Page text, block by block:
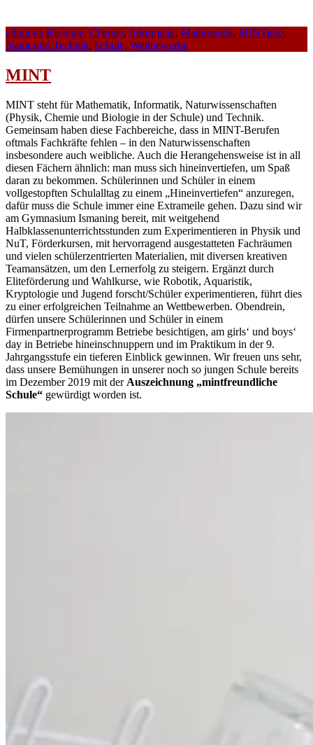
adminva Biologie, Chemie, Informatik, Mathematik, MINTinfo,
Natur und Technik, Schule, Wettbewerbe
MINT
MINT steht für Mathematik, Informatik, Naturwissenschaften
(Physik, Chemie und Biologie in der Schule) und Technik.
Gemeinsam haben diese Fachbereiche, dass in MINT-Berufen
oftmals Fachkräfte fehlen – in den Naturwissenschaften
insbesondere auch weibliche. Auch die Herangehensweise ist in all
diesen Fächern ähnlich: man muss sich hineinvertiefen, um Spaß
daran zu bekommen. Schülerinnen und Schüler in einem
vollgestopften Schulalltag zu einem „Hineinvertiefen“ anzuregen,
dafür muss die Schule immer eine Extrameile gehen. Dazu sind wir
am Gymnasium Ismaning bereit, mit weitgehend
Halbklassenunterrichtsstunden zum Experimentieren in Physik und
NuT, Förderkursen, mit hervorragend ausgestatteten Fachräumen
und vielen schülerzentrierten Materialien, mit diversen kreativen
Teamansätzen, um den Lernerfolg zu steigern. Ergänzt durch
Eliteförderung und Wahlkurse, wie Robotik, Aquaristik,
Kryptologie und Jugend forscht/Schüler experimentieren, führt dies
zu einer erfolgreichen Teilnahme an Wettbewerben. Obendrein,
dürfen unsere Schülerinnen und Schüler in einem
Firmenpartnerprogramm Betriebe besichtigen, am girls‘ und boys‘
day in Betriebe hineinschnuppern und im Praktikum in der 9.
Jahrgangsstufe ein tieferen Einblick gewinnen. Wir freuen uns sehr,
dass unsere Bemühungen in unserer noch so jungen Schule bereits
im Dezember 2019 mit der Auszeichnung „mintfreundliche
Schule“ gewürdigt worden ist.